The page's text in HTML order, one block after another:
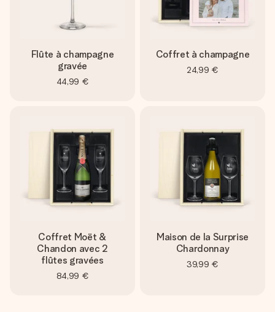
Flûte à champagne
gravée
44,99 €
Coffret à champagne
24,99 €
Coffret Moët &
Chandon avec 2
flûtes gravées
84,99 €
Maison de la Surprise
Chardonnay
39,99 €